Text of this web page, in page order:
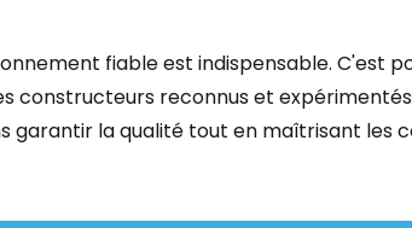
fiable est indispensable. C'est
constructeurs reconnus et
garantir la qualité tout en maîtrisant les